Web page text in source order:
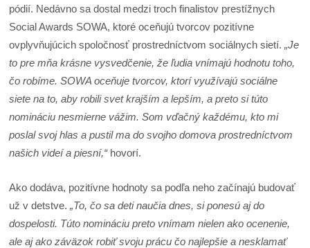
pódií. Nedávno sa dostal medzi troch finalistov prestížnych
Social Awards SOWA, ktoré oceňujú tvorcov pozitívne
ovplyvňujúcich spoločnosť prostredníctvom sociálnych sietí.„Je
to pre mňa krásne vysvedčenie, že ľudia vnímajú hodnotu toho,
čo robíme. SOWA oceňuje tvorcov, ktorí využívajú sociálne
siete na to, aby robili svet krajším a lepším, a preto si túto
nomináciu nesmierne vážim. Som vďačný každému, kto mi
poslal svoj hlas a pustil ma do svojho domova prostredníctvom
našich videí a piesní,“hovorí.
Ako dodáva, pozitívne hodnoty sa podľa neho začínajú budovať
už v detstve.„To, čo sa deti naučia dnes, si ponesú aj do
dospelosti. Túto nomináciu preto vnímam nielen ako ocenenie,
ale aj ako záväzok robiť svoju prácu čo najlepšie a nesklamať